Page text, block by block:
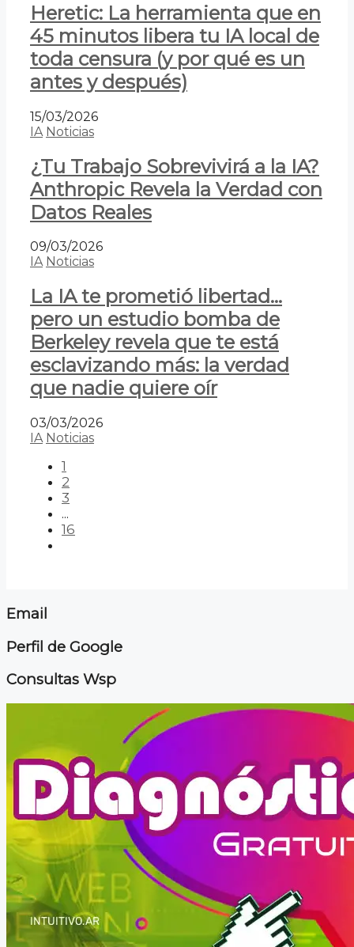
Heretic: La herramienta que en
45 minutos libera tu IA local de
toda censura (y por qué es un
antes y después)
15/03/2026
IA Noticias
¿Tu Trabajo Sobrevivirá a la IA?
Anthropic Revela la Verdad con
Datos Reales
09/03/2026
IA Noticias
La IA te prometió libertad…
pero un estudio bomba de
Berkeley revela que te está
esclavizando más: la verdad
que nadie quiere oír
03/03/2026
IA Noticias
1
2
3
...
16
Email
Perfil de Google
Consultas Wsp